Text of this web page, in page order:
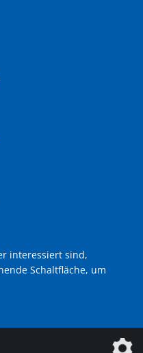
interessiert sind,
Schaltfläche, um